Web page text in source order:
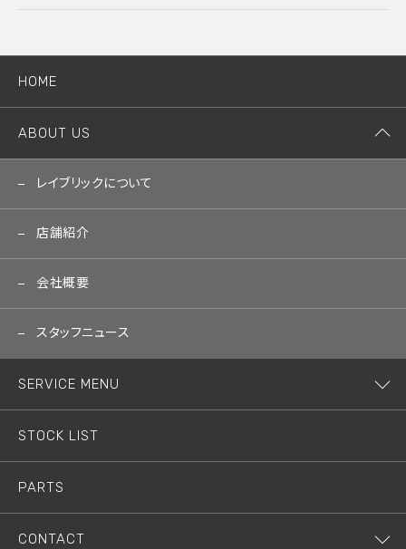
HOME
ABOUT US
レイブリックについて
店舗紹介
会社概要
スタッフニュース
SERVICE MENU
STOCK LIST
PARTS
CONTACT